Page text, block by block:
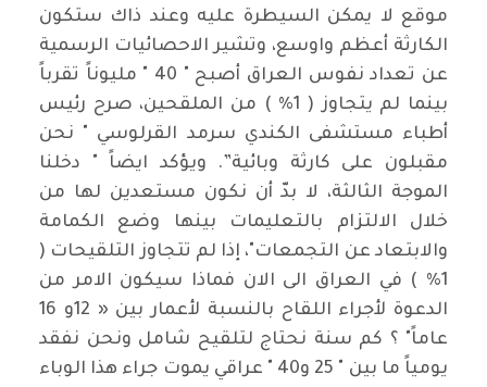
موقع لا يمكن السيطرة عليه وعند ذاك ستكون
الكارثة أعظم واوسع، وتشير الاحصائيات الرسمية
عن تعداد نفوس العراق أصبح " 40 " مليوناً تقرباً
بينما لم يتجاوز ( 1% ) من الملقحين، صرح رئيس
أطباء مستشفى الكندي سرمد القرلوسي " نحن
مقبلون على كارثة وبائية”. ويؤكد ايضاً " دخلنا
الموجة الثالثة، لا بدّ أن نكون مستعدين لها من
خلال الالتزام بالتعليمات بينها وضع الكمامة
والابتعاد عن التجمعات"، إذا لم تتجاوز التلقيحات (
1% ) في العراق الى الان فماذا سيكون الامر من
الدعوة لأجراء اللقاح بالنسبة لأعمار بين « 12و 16
عاماً" ؟ كم سنة نحتاج لتلقيح شامل ونحن نفقد
يومياً ما بين " 25 و40 " عراقي يموت جراء هذا الوباء